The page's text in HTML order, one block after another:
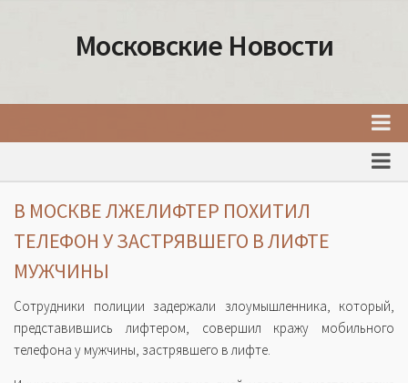
Московские Новости
Москва
Товары и услуги Москвы
В МОСКВЕ ЛЖЕЛИФТЕР ПОХИТИЛ
ТЕЛЕФОН У ЗАСТРЯВШЕГО В ЛИФТЕ
МУЖЧИНЫ
Сотрудники полиции задержали злоумышленника, который,
представившись лифтером, совершил кражу мобильного
телефона у мужчины, застрявшего в лифте.